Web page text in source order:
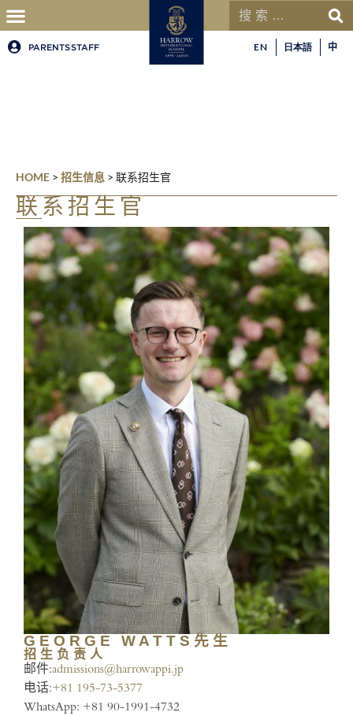
PARENTSSTAFF EN 日本語 中
HOME > 招生信息 > 联系招生官
联系招生官
GEORGE WATTS先生
招生负责人
邮件:admissions@harrowappi.jp
电话:+81 195-73-5377
WhatsApp: +81 90-1991-4732